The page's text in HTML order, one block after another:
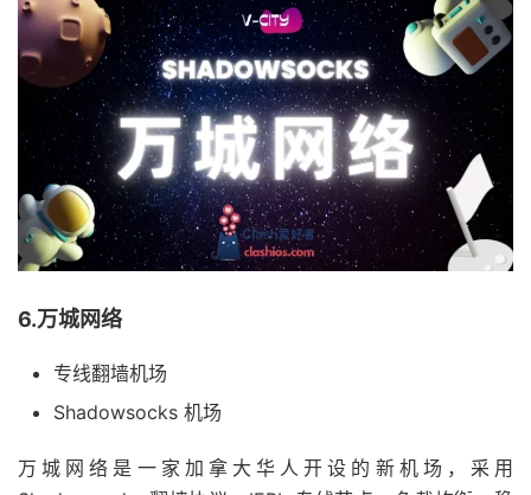
6.万城网络
专线翻墙机场
Shadowsocks 机场
万城网络是一家加拿大华人开设的新机场，采用